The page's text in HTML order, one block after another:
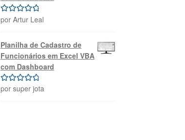
Avaliação 5
por Artur Leal
Planilha de Cadastro de
Funcionários em Excel VBA
com Dashboard
Avaliação5
por super jota